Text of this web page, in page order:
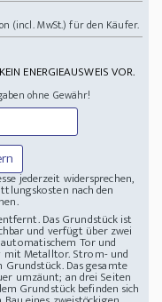
(incl. MwSt.) für den Käufer.
ENERGIEAUSWEIS VOR.
ohne Gewähr!
jederzeit widersprechen,
nach den
Das Grundstück ist
und verfügt über zwei
Tor und
mit Metalltor. Strom- und
Grundstück. Das gesamte
umzäunt; an drei Seiten
Grundstück befinden sich